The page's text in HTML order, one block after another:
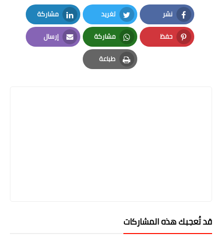
نشر
Facebook
تغريد
Twitter
مشاركة
LinkedIn
حفظ
Pinterest
مشاركة
Whatsapp
إرسال
Email
طباعة
Print
قد تُعجبك هذه المشاركات